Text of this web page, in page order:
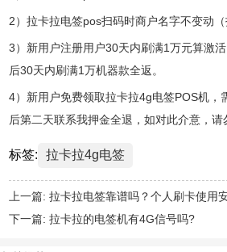
2）拉卡拉电签pos扫码时商户名字不变动
3）新用户注册用户30天内刷满1万元算激
后30天内刷满1万机器款全返。
4）新用户免费领取拉卡拉4g电签POS机
后第二天联系我押金全退，如对此介意，请
标签: 拉卡拉4g电签
上一篇: 拉卡拉电签靠谱吗？个人刷卡使用
下一篇: 拉卡拉的电签机有4G信号吗?